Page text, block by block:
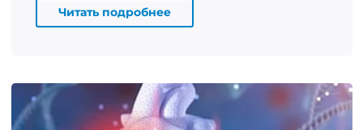
Читать подробнее